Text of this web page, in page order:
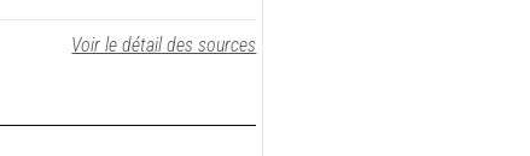
Voir le détail des sources